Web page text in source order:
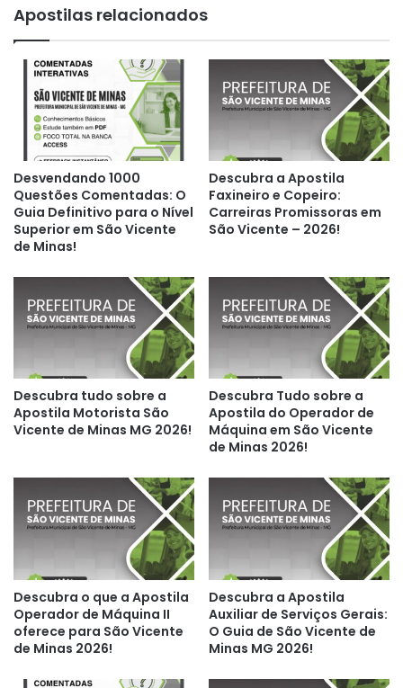
Apostilas relacionados
Desvendando 1000
Questões Comentadas: O
Guia Definitivo para o Nível
Superior em São Vicente
de Minas!
Descubra a Apostila
Faxineiro e Copeiro:
Carreiras Promissoras em
São Vicente – 2026!
Descubra tudo sobre a
Apostila Motorista São
Vicente de Minas MG 2026!
Descubra Tudo sobre a
Apostila do Operador de
Máquina em São Vicente
de Minas 2026!
Descubra o que a Apostila
Operador de Máquina II
oferece para São Vicente
de Minas 2026!
Descubra a Apostila
Auxiliar de Serviços Gerais:
O Guia de São Vicente de
Minas MG 2026!